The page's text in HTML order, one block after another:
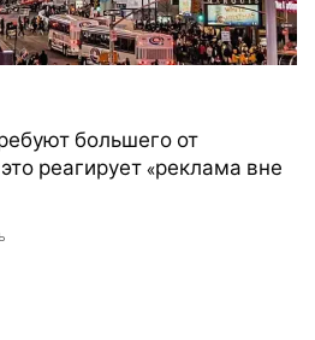
большего от
реагирует «реклама вне